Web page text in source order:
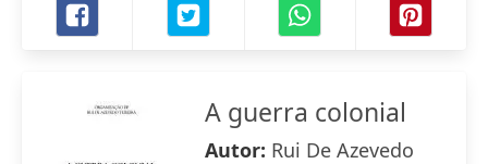
A guerra colonial
Autor: Rui De Azevedo